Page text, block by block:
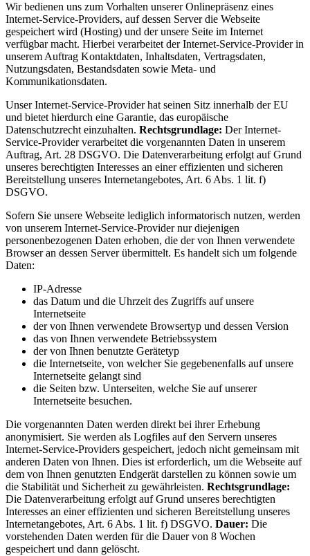
Wir bedienen uns zum Vorhalten unserer Onlinepräsenz eines
Internet-Service-Providers, auf dessen Server die Webseite
gespeichert wird (Hosting) und der unsere Seite im Internet
verfügbar macht. Hierbei verarbeitet der Internet-Service-Provider in
unserem Auftrag Kontaktdaten, Inhaltsdaten, Vertragsdaten,
Nutzungsdaten, Bestandsdaten sowie Meta- und
Kommunikationsdaten.
Unser Internet-Service-Provider hat seinen Sitz innerhalb der EU
und bietet hierdurch eine Garantie, das europäische
Datenschutzrecht einzuhalten. Rechtsgrundlage: Der Internet-
Service-Provider verarbeitet die vorgenannten Daten in unserem
Auftrag, Art. 28 DSGVO. Die Datenverarbeitung erfolgt auf Grund
unseres berechtigten Interesses an einer effizienten und sicheren
Bereitstellung unseres Internetangebotes, Art. 6 Abs. 1 lit. f)
DSGVO.
Sofern Sie unsere Webseite lediglich informatorisch nutzen, werden
von unserem Internet-Service-Provider nur diejenigen
personenbezogenen Daten erhoben, die der von Ihnen verwendete
Browser an dessen Server übermittelt. Es handelt sich um folgende
Daten:
IP-Adresse
das Datum und die Uhrzeit des Zugriffs auf unsere
Internetseite
der von Ihnen verwendete Browsertyp und dessen Version
das von Ihnen verwendete Betriebssystem
der von Ihnen benutzte Gerätetyp
die Internetseite, von welcher Sie gegebenenfalls auf unsere
Internetseite gelangt sind
die Seiten bzw. Unterseiten, welche Sie auf unserer
Internetseite besuchen.
Die vorgenannten Daten werden direkt bei ihrer Erhebung
anonymisiert. Sie werden als Logfiles auf den Servern unseres
Internet-Service-Providers gespeichert, jedoch nicht gemeinsam mit
anderen Daten von Ihnen. Dies ist erforderlich, um die Webseite auf
dem von Ihnen genutzten Endgerät darstellen zu können sowie um
die Stabilität und Sicherheit zu gewährleisten. Rechtsgrundlage:
Die Datenverarbeitung erfolgt auf Grund unseres berechtigten
Interesses an einer effizienten und sicheren Bereitstellung unseres
Internetangebotes, Art. 6 Abs. 1 lit. f) DSGVO. Dauer: Die
vorstehenden Daten werden für die Dauer von 8 Wochen
gespeichert und dann gelöscht.